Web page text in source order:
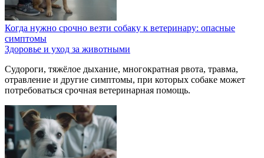
Когда нужно срочно везти собаку к ветеринару: опасные
симптомы
Здоровье и уход за животными
Судороги, тяжёлое дыхание, многократная рвота, травма,
отравление и другие симптомы, при которых собаке может
потребоваться срочная ветеринарная помощь.